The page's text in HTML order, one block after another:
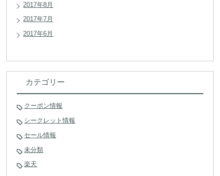
2017年8月
2017年7月
2017年6月
カテゴリー
クーポン情報
シークレット情報
セール情報
未分類
楽天